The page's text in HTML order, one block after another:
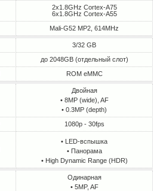
2x1.8GHz Cortex-A75
6x1.8GHz Cortex-A55
Mali-G52 MP2, 614MHz
3/32 GB
до 2048GB (отдельный слот)
ROM eMMC
Двойная
• 8MP (wide), AF
• 0.3MP (depth)
1080p - 30fps
• LED-вспышка
• Панорама
• High Dynamic Range (HDR)
Одинарная
• 5MP, AF